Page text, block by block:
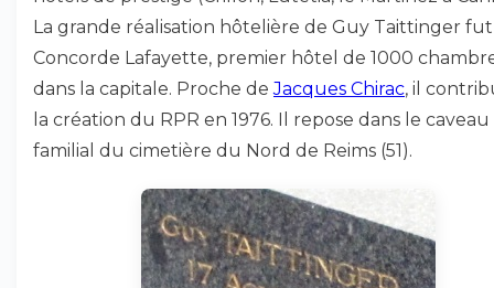
La grande réalisation hôtelière de Guy Taittinger
Concorde Lafayette, premier hôtel de 1000
dans la capitale. Proche deJacques Chirac, il
la création du RPR en 1976. Il repose dans le caveau
familial du cimetière du Nord de Reims (51).